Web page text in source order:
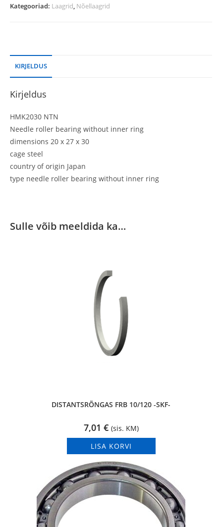
Kategooriad: Laagrid, Nõellaagrid
KIRJELDUS
Kirjeldus
HMK2030 NTN
Needle roller bearing without inner ring
dimensions 20 x 27 x 30
cage steel
country of origin Japan
type needle roller bearing without inner ring
Sulle võib meeldida ka…
DISTANTSRÕNGAS FRB 10/120 -SKF-
7,01 € (sis. KM)
LISA KORVI